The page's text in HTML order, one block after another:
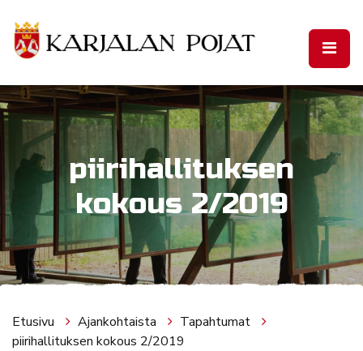
piirihallituksen
kokous 2/2019
Etusivu Ajankohtaista
Tapahtumat
piirihallituksen kokous 2/2019